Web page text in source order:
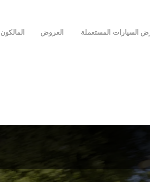
السيارات المستعملة العروض المالكون